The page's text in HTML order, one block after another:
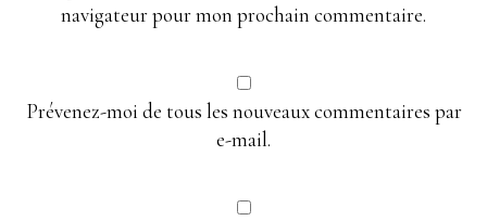
navigateur pour mon prochain commentaire.
Prévenez-moi de tous les nouveaux commentaires par
e-mail.